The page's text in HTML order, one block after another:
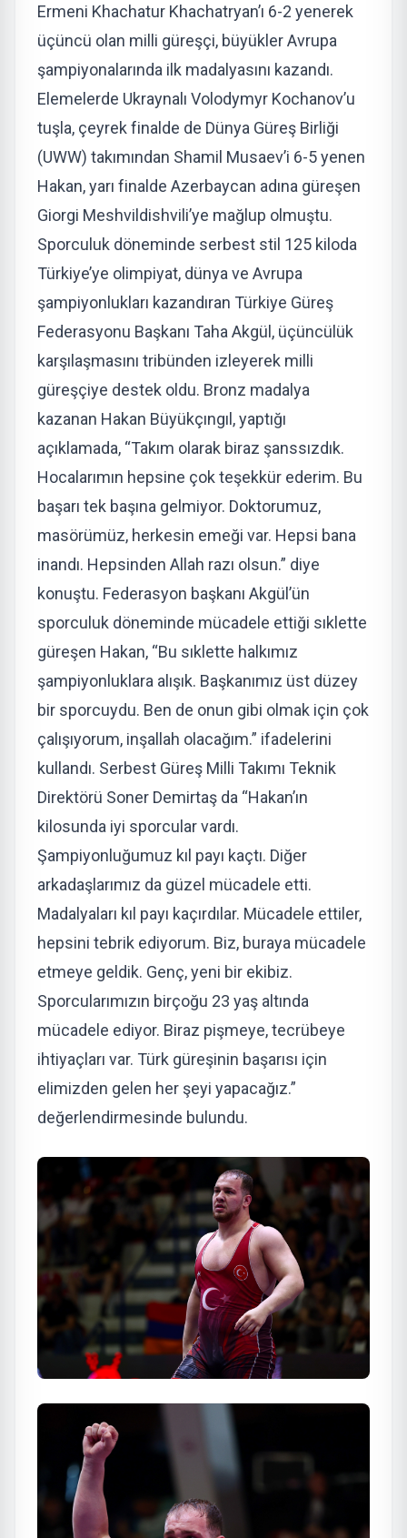
Ermeni Khachatur Khachatryan’ı 6-2 yenerek
üçüncü olan milli güreşçi, büyükler Avrupa
şampiyonalarında ilk madalyasını kazandı.
Elemelerde Ukraynalı Volodymyr Kochanov​’u
tuşla, çeyrek finalde de Dünya Güreş Birliği
(UWW) takımından Shamil Musaev’i 6-5 yenen
Hakan, yarı finalde Azerbaycan adına güreşen
Giorgi Meshvildishvili’ye mağlup olmuştu.
Sporculuk döneminde serbest stil 125 kiloda
Türkiye’ye olimpiyat, dünya ve Avrupa
şampiyonlukları kazandıran Türkiye Güreş
Federasyonu Başkanı Taha Akgül, üçüncülük
karşılaşmasını tribünden izleyerek milli
güreşçiye destek oldu. Bronz madalya
kazanan Hakan Büyükçıngıl, yaptığı
açıklamada, “Takım olarak biraz şanssızdık.
Hocalarımın hepsine çok teşekkür ederim. Bu
başarı tek başına gelmiyor. Doktorumuz,
masörümüz, herkesin emeği var. Hepsi bana
inandı. Hepsinden Allah razı olsun.” diye
konuştu. Federasyon başkanı Akgül’ün
sporculuk döneminde mücadele ettiği sıklette
güreşen Hakan, “Bu sıklette halkımız
şampiyonluklara alışık. Başkanımız üst düzey
bir sporcuydu. Ben de onun gibi olmak için çok
çalışıyorum, inşallah olacağım.” ifadelerini
kullandı. Serbest Güreş Milli Takımı Teknik
Direktörü Soner Demirtaş da “Hakan’ın
kilosunda iyi sporcular vardı.
Şampiyonluğumuz kıl payı kaçtı. Diğer
arkadaşlarımız da güzel mücadele etti.
Madalyaları kıl payı kaçırdılar. Mücadele ettiler,
hepsini tebrik ediyorum. Biz, buraya mücadele
etmeye geldik. Genç, yeni bir ekibiz.
Sporcularımızın birçoğu 23 yaş altında
mücadele ediyor. Biraz pişmeye, tecrübeye
ihtiyaçları var. Türk güreşinin başarısı için
elimizden gelen her şeyi yapacağız.”
değerlendirmesinde bulundu.